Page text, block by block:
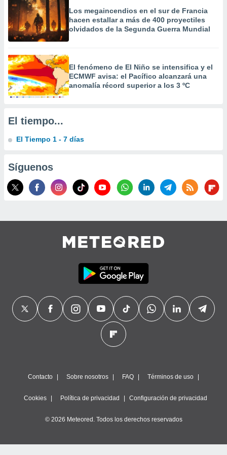
crear un
la
contenido
medir el
de la
el
de
de
de
uso de
con el
de
Los megaincendios en el sur de Francia
hacen estallar a más de 400 proyectiles
olvidados de la Segunda Guerra Mundial
El fenómeno de El Niño se intensifica y el
ECMWF avisa: el Pacífico alcanzará una
anomalía récord superior a los 3 ºC
El tiempo...
El Tiempo 1 - 7 días
Síguenos
Contacto Sobre nosotros FAQ Términos de uso
Cookies Política de privacidad Configuración de privacidad
© 2026 Meteored. Todos los derechos reservados